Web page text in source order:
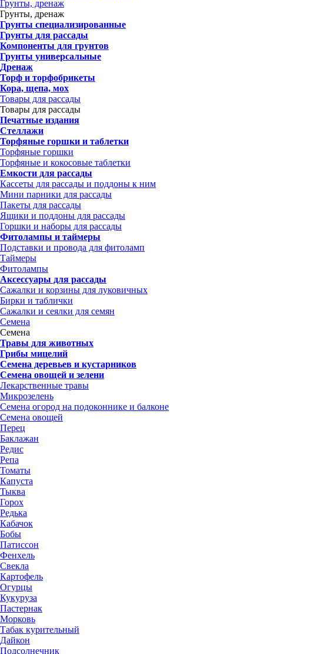
Грунты, дренаж
Грунты, дренаж
Грунты специализированные
Грунты для рассады
Компоненты для грунтов
Грунты универсальные
Дренаж
Торф и торфобрикеты
Кора, щепа, мох
Товары для рассады
Товары для рассады
Печатные издания
Стеллажи
Торфяные горшки и таблетки
Торфяные горшки
Торфяные и кокосовые таблетки
Емкости для рассады
Кассеты для рассады и поддоны к ним
Мини парники для рассады
Пакеты для рассады
Ящики и поддоны для рассады
Горшки и наборы для рассады
Фитолампы и таймеры
Подставки и провода для фитоламп
Таймеры
Фитолампы
Аксессуары для рассады
Сажалки и корзины для луковичных
Бирки и таблички
Сажалки и сеялки для семян
Семена
Семена
Травы для животных
Грибы мицелий
Семена деревьев и кустарников
Семена овощей и зелени
Лекарственные травы
Микрозелень
Семена огород на подоконнике и балконе
Семена овощей
Перец
Баклажан
Редис
Репа
Томаты
Капуста
Тыква
Горох
Редька
Кабачок
Бобы
Патиссон
Фенхель
Свекла
Картофель
Огурцы
Кукуруза
Пастернак
Морковь
Табак курительный
Дайкон
Подсолнечник